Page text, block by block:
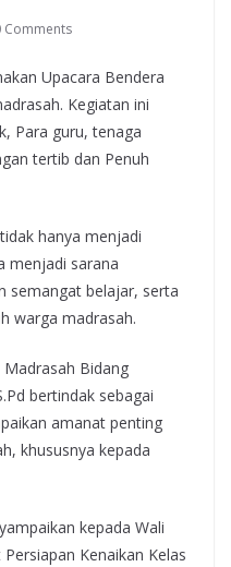
Comments
Upacara Bendera
Kegiatan ini
Para guru, tenaga
tertib dan Penuh
hanya menjadi
menjadi sarana
semangat belajar, serta
warga madrasah.
Madrasah Bidang
bertindak sebagai
amanat penting
khususnya kepada
kepada Wali
Kenaikan Kelas